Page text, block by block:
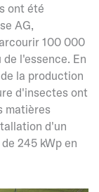
ont été
AG,
100 000
l'essence. En
la production
d'insectes ont
matières
d'un
245 kWp en